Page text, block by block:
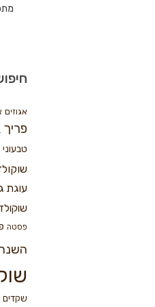
אגוזים
פריך
טבעוני
עוגת
פסטה
שקדים